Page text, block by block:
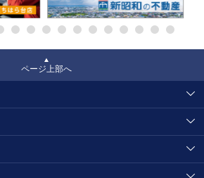
ページ上部へ